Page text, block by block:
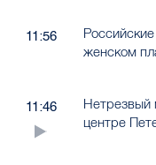
11:56
женском
11:46
Нетрезвый
центре